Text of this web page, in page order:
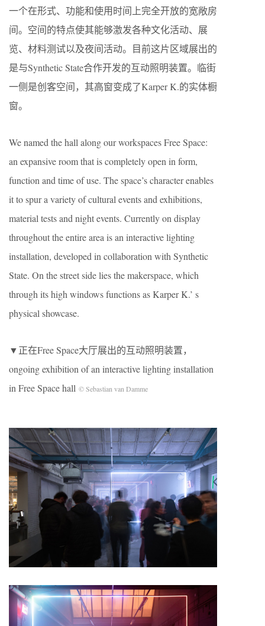
一个在形式、功能和使用时间上完全开放的宽敞房
间。空间的特点使其能够激发各种文化活动、展
览、材料测试以及夜间活动。目前这片区域展出的
是与Synthetic State合作开发的互动照明装置。临街
一侧是创客空间，其高窗变成了Karper K.的实体橱
窗。
We named the hall along our workspaces Free Space:
an expansive room that is completely open in form,
function and time of use. The space’s character enables
it to spur a variety of cultural events and exhibitions,
material tests and night events. Currently on display
throughout the entire area is an interactive lighting
installation, developed in collaboration with Synthetic
State. On the street side lies the makerspace, which
through its high windows functions as Karper K.’ s
physical showcase.
▼正在Free Space大厅展出的互动照明装置，
ongoing exhibition of an interactive lighting installation
in Free Space hall © Sebastian van Damme